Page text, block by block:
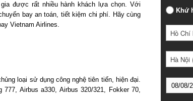
được rất nhiều hành khách lựa chọn. Với
bay an toán, tiết kiệm chi phí. Hãy cùng
Vietnam Airlines.
loại sử dụng công nghệ tiên tiến, hiện đại.
Airbus a330, Airbus 320/321, Fokker 70,
Khứ
Hồ Chí
Hà Nội